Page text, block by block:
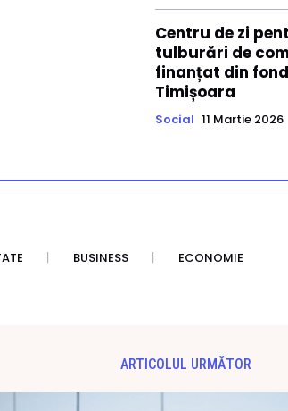
Centru de zi
tulburări de
finanțat din
Timișoara
Social 11 Martie 2026
BUSINESS ECONOMIE
ARTICOLUL URMĂTOR